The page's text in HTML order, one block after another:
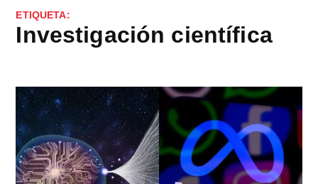
ETIQUETA:
investigación científica